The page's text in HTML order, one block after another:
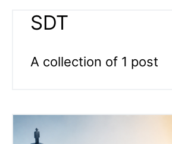
SDT
A collection of 1 post